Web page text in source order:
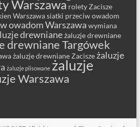
Warszawa rolety Zacisze
Warszawasiatki przeciw owadom
owadom Warszawa wymiana
drewnianeżaluzje drewniane
drewniane Targówek
żaluzje drewniane Zacisze żaluzje
żaluzje plisowane żaluzje
Warszawa